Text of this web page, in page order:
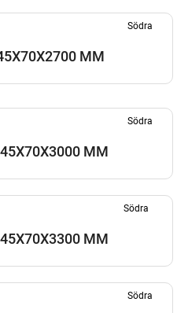
Södra
MM
Södra
45X70X3000 MM
Södra
45X70X3300 MM
Södra